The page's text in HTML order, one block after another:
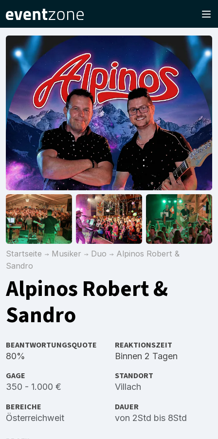
Startseite Musiker Duo
Alpinos Robert &
Sandro
Alpinos Robert &
Sandro
BEANTWORTUNGSQUOTE
80%
REAKTIONSZEIT
Binnen 2 Tagen
GAGE
350 - 1.000 €
STANDORT
Villach
BEREICHE
Österreichweit
DAUER
von 2Std bis 8Std